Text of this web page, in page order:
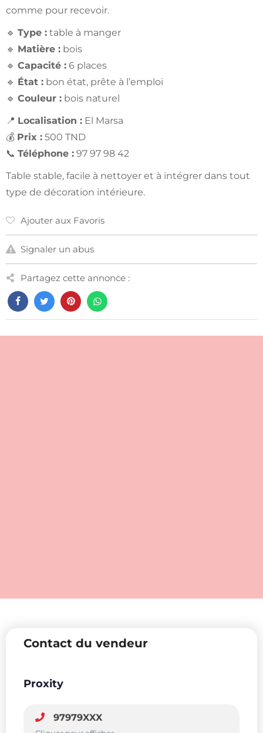
comme pour recevoir.
🔹 Type : table à manger
🔹 Matière : bois
🔹 Capacité : 6 places
🔹 État : bon état, prête à l’emploi
🔹 Couleur : bois naturel
📍 Localisation : El Marsa
💰 Prix : 500 TND
📞 Téléphone : 97 97 98 42
Table stable, facile à nettoyer et à intégrer dans tout
type de décoration intérieure.
Ajouter aux Favoris
Signaler un abus
Partagez cette annonce :
Contact du vendeur
Proxity
97979XXX